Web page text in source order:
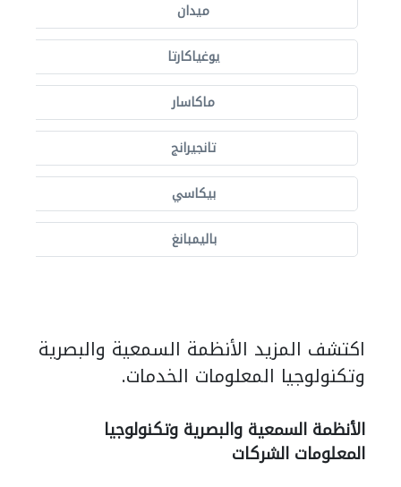
ميدان
يوغياكارتا
ماكاسار
تانجيرانج
بيكاسي
باليمبانغ
اكتشف المزيد الأنظمة السمعية والبصرية
وتكنولوجيا المعلومات الخدمات.
الأنظمة السمعية والبصرية وتكنولوجيا
المعلومات الشركات